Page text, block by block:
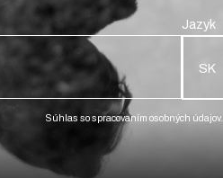
Jazyk
SK
Súhlas so spracovaním osobných údajov.